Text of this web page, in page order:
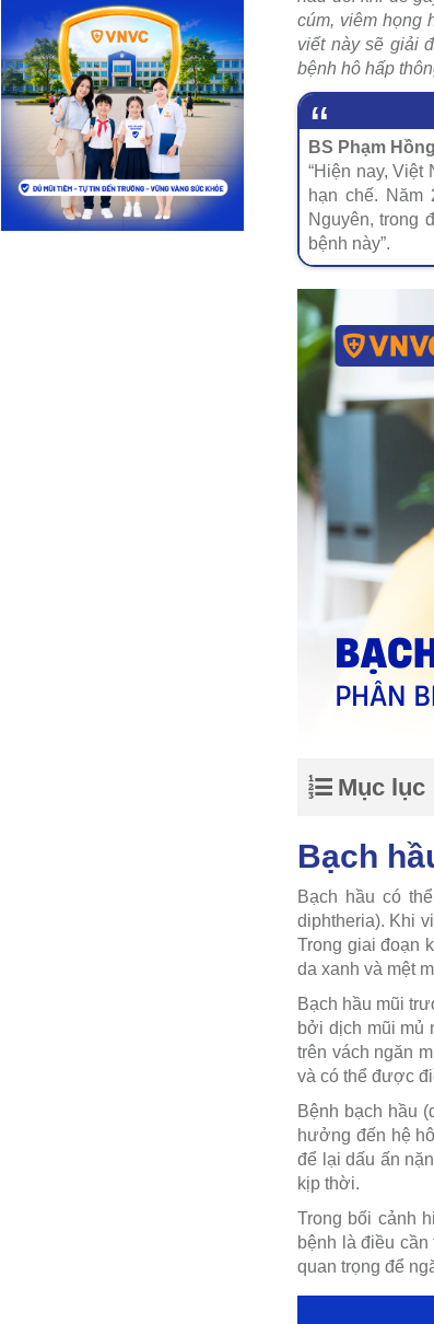
cúm, viêm họng
viết này sẽ giải
bệnh hô hấp
BS Phạm
“Hiện nay, Việt
hạn chế.
Nguyên, trong
bệnh này”.
Mục lục
Bạch
Bạch hầu có
diphtheria). Khi
Trong giai đoạn
da xanh và mệt
Bạch hầu mũi
bởi dịch mũi mủ
trên vách ngăn
và có thể được
Bệnh bạch hầu
hưởng đến hệ
để lại dấu ấn
kịp thời.
Trong bối cảnh
bệnh là điều
quan trọng để